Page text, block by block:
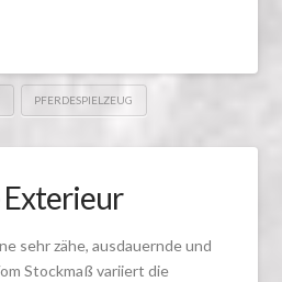
PFERDESPIELZEUG
Exterieur
sehr zähe, ausdauernde und
Stockmaß variiert die